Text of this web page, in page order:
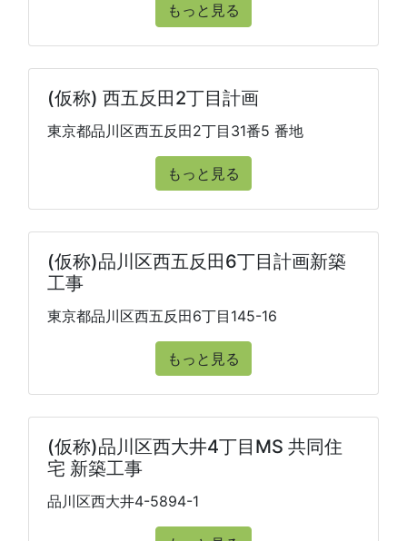
もっと見る
(仮称) 西五反田2丁目計画
東京都品川区西五反田2丁目31番5 番地
もっと見る
(仮称)品川区西五反田6丁目計画新築
工事
東京都品川区西五反田6丁目145-16
もっと見る
(仮称)品川区西大井4丁目MS 共同住
宅 新築工事
品川区西大井4-5894-1